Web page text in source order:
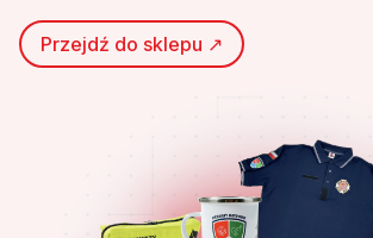
Przejdź do sklepu ↗